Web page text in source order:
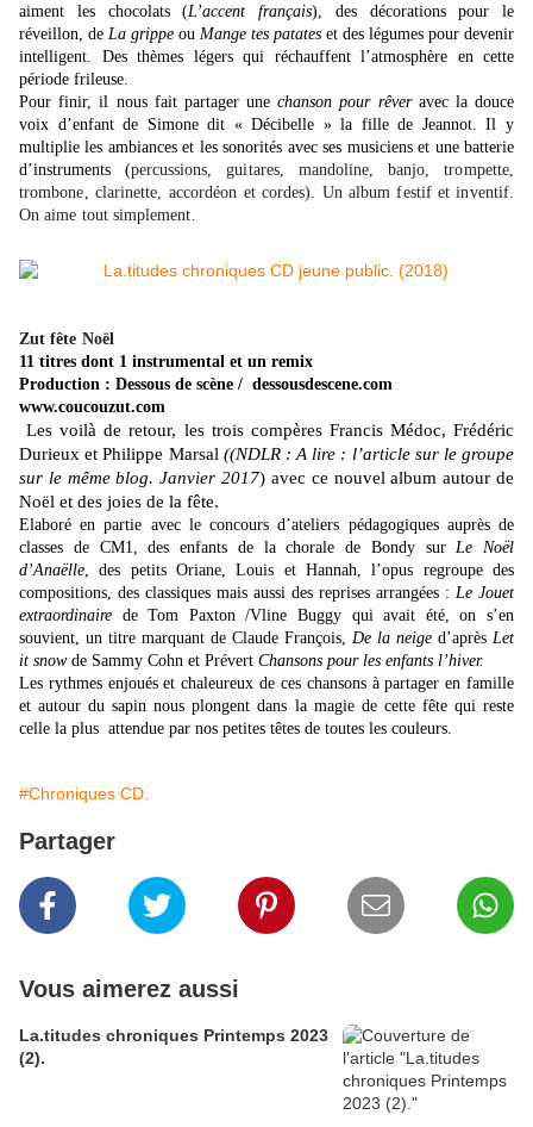
aiment les chocolats (L’accent français), des décorations pour le
réveillon, de La grippe ou Mange tes patates et des légumes pour devenir
intelligent. Des thèmes légers qui réchauffent l’atmosphère en cette
période frileuse.
Pour finir, il nous fait partager unechanson pour rêveravec la douce
voix d’enfant de Simone dit « Décibelle » la fille de Jeannot. Il y
multiplie les ambiances et les sonorités avec ses musiciens et une batterie
d’instruments (percussions, guitares, mandoline, banjo, trompette,
trombone, clarinette, accordéon et cordes). Un album festif et inventif.
On aime tout simplement.
Zut fête Noël
11 titres dont 1 instrumental et un remix
Production : Dessous de scène / dessousdescene.com
www.coucouzut.com
Les voilà de retour, les trois compères Francis Médoc, Frédéric
Durieux et Philippe Marsal ((NDLR : A lire : l’article sur le groupe
sur le même blog. Janvier 2017) avec ce nouvel album autour de
Noël et des joies de la fête.
Elaboré en partie avec le concours d’ateliers pédagogiques auprès de
classes de CM1, des enfants de la chorale de Bondy sur Le Noël
d’Anaëlle , des petits Oriane, Louis et Hannah, l’opus regroupe des
compositions, des classiques mais aussi des reprises arrangées : Le Jouet
extraordinaire de Tom Paxton /Vline Buggy qui avait été, on s’en
souvient, un titre marquant de Claude François, De la neige d’après Let
it snowde Sammy Cohn et Prévert Chansons pour les enfants l’hiver.
Les rythmes enjoués et chaleureux de ces chansons à partager en famille
et autour du sapin nous plongent dans la magie de cette fête qui reste
celle la plus attendue par nos petites têtes de toutes les couleurs.
#Chroniques CD.
Partager
Vous aimerez aussi
La.titudes chroniques Printemps 2023
(2).